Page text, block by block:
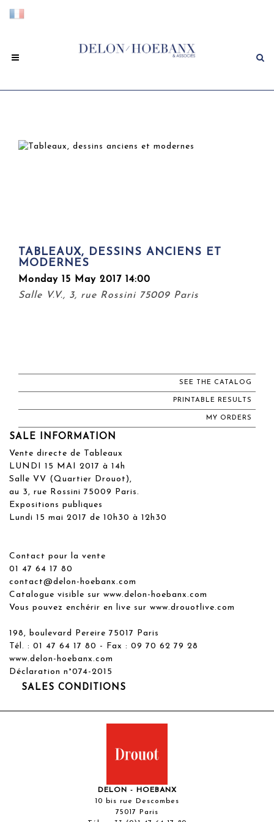
TABLEAUX, DESSINS ANCIENS ET
MODERNES
Monday 15 May 2017 14:00
Salle V.V., 3, rue Rossini 75009 Paris
SEE THE CATALOG
PRINTABLE RESULTS
MY ORDERS
SALE INFORMATION
Vente directe de Tableaux
LUNDI 15 MAI 2017 à 14h
Salle VV (Quartier Drouot),
au 3, rue Rossini 75009 Paris.
Expositions publiques
Lundi 15 mai 2017 de 10h30 à 12h30
Contact pour la vente
01 47 64 17 80
contact@delon-hoebanx.com
Catalogue visible sur www.delon-hoebanx.com
Vous pouvez enchérir en live sur www.drouotlive.com
198, boulevard Pereire 75017 Paris
Tél. : 01 47 64 17 80 - Fax : 09 70 62 79 28
www.delon-hoebanx.com
Déclaration n°074-2015
SALES CONDITIONS
DELON - HOEBANX
10 bis rue Descombes
75017 Paris